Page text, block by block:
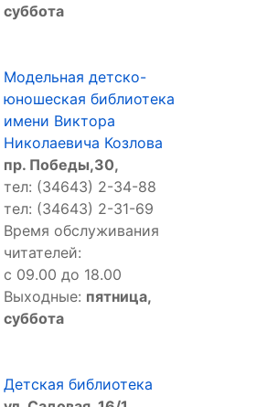
суббота
Модельная детско-
юношеская библиотека
имени Виктора
Николаевича Козлова
пр. Победы,30,
тел: (34643) 2-34-88
тел: (34643) 2-31-69
Время обслуживания
читателей:
с 09.00 до 18.00
Выходные: пятница,
суббота
Детская библиотека